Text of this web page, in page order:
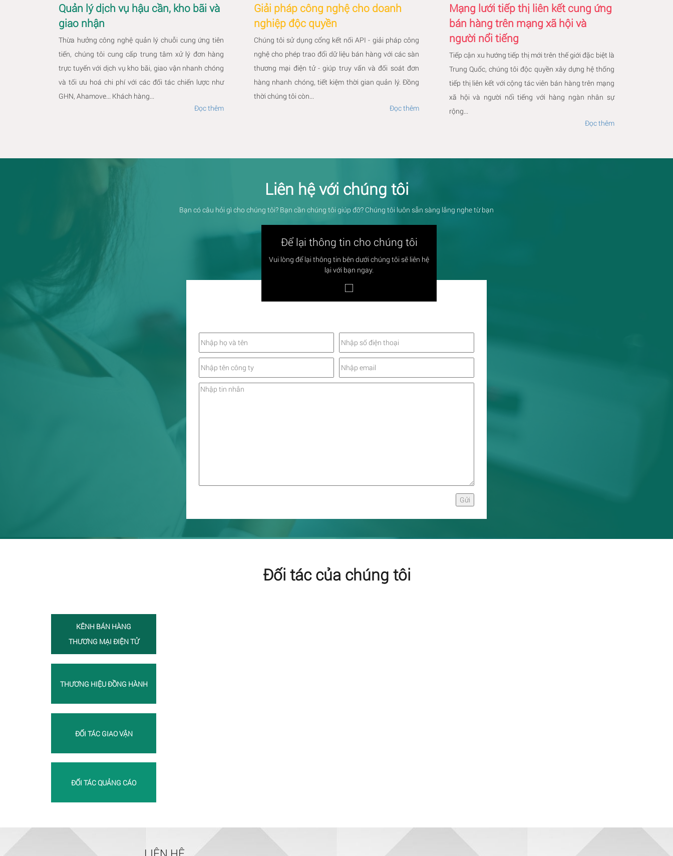
Quản lý dịch vụ hậu cần, kho bãi và
giao nhận
Thừa hưởng công nghệ quản lý chuỗi cung ứng tiên
tiến, chúng tôi cung cấp trung tâm xử lý đơn hàng
trực tuyến với dịch vụ kho bãi, giao vận nhanh chóng
và tối ưu hoá chi phí với các đối tác chiến lược như
GHN, Ahamove... Khách hàng...
Đọc thêm
Giải pháp công nghệ cho doanh
nghiệp độc quyền
Chúng tôi sử dụng cổng kết nối API - giải pháp công
nghệ cho phép trao đổi dữ liệu bán hàng với các sàn
thương mại điện tử - giúp truy vấn và đối soát đơn
hàng nhanh chóng, tiết kiệm thời gian quản lý. Đồng
thời chúng tôi còn...
Đọc thêm
Mạng lưới tiếp thị liên kết cung ứng
bán hàng trên mạng xã hội và
người nổi tiếng
Tiếp cận xu hướng tiếp thị mới trên thế giới đặc biệt là
Trung Quốc, chúng tôi độc quyền xây dựng hệ thống
tiếp thị liên kết với cộng tác viên bán hàng trên mạng
xã hội và người nổi tiếng với hàng ngàn nhân sự
rộng...
Đọc thêm
Liên hệ với chúng tôi
Bạn có câu hỏi gì cho chúng tôi? Bạn cần chúng tôi giúp đỡ? Chúng tôi luôn sẵn sàng lắng nghe từ bạn
Để lại thông tin cho chúng tôi
Vui lòng để lại thông tin bên dưới chúng tôi sẽ liên hệ
lại với bạn ngay.
Đối tác của chúng tôi
KÊNH BÁN HÀNG
THƯƠNG MẠI ĐIỆN TỬ
THƯƠNG HIỆU ĐỒNG HÀNH
ĐỐI TÁC GIAO VẬN
ĐỐI TÁC QUẢNG CÁO